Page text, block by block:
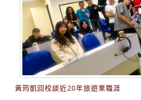
黃筠凱回校談近20年旅遊業職涯